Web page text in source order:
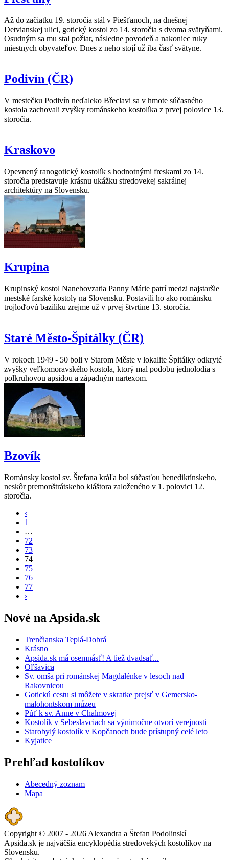
Až do začiatku 19. storočia stál v Piešťanoch, na dnešnej
Detvianskej ulici, gotický kostol zo 14. storočia s dvoma svätyňami.
Osudným sa mu stal požiar, následne povodeň a nakoniec ruky
miestnych obyvateľov. Dnes z neho stojí už iba časť svätyne.
Podivín (ČR)
V mestečku Podivín neďaleko Břeclavi sa v hmote súčasného
kostola zachovali zvyšky románskeho kostolíka z prvej polovice 13.
storočia.
Kraskovo
Opevnený ranogotický kostolík s hodnotnými freskami zo 14.
storočia predstavuje krásnu ukážku stredovekej sakrálnej
architektúry na Slovensku.
Krupina
Krupinský kostol Nanebovzatia Panny Márie patrí medzi najstaršie
mestské farské kostoly na Slovensku. Postavili ho ako románsku
trojloďovú baziliku zrejme už v prvej štvrtine 13. storočia.
Staré Město-Špitálky (ČR)
V rokoch 1949 - 50 boli v Starom Měste v lokalite Špitálky odkryté
zvyšky veľkomoravského kostola, ktorý mal podobu jednolodia s
polkruhovou apsidou a západným nartexom.
Bzovík
Románsky kostol sv. Štefana kráľa bol súčasťou benediktínskeho,
neskôr premonštrátskeho kláštora založeného v 1. polovici 12.
storočia.
‹
1
…
72
73
74
75
76
77
›
Nové na Apsida.sk
Trenčianska Teplá-Dobrá
Krásno
Apsida.sk má osemnásť! A tiež dvadsať...
Oľšavica
Sv. omša pri románskej Magdalénke v lesoch nad
Rakovnicou
Gotickú cestu si môžete v skratke prejsť v Gemersko-
malohontskom múzeu
Púť k sv. Anne v Chalmovej
Kostolík v Sebeslavciach sa výnimočne otvorí verejnosti
Starobylý kostolík v Kopčanoch bude prístupný celé leto
Kyjatice
Prehľad kostolíkov
Abecedný zoznam
Mapa
Copyright © 2007 - 2026 Alexandra a Štefan Podolinskí
Apsida.sk je najväčšia encyklopédia stredovekých kostolíkov na
Slovensku.